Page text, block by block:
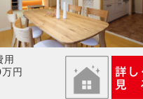
用
円